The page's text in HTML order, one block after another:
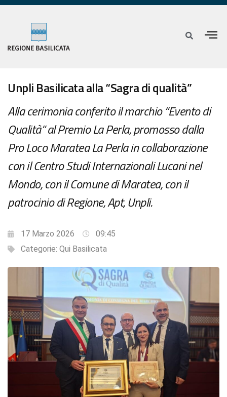
Unpli Basilicata alla “Sagra di qualità”
Alla cerimonia conferito il marchio “Evento di
Qualità” al Premio La Perla, promosso dalla
Pro Loco Maratea La Perla in collaborazione
con il Centro Studi Internazionali Lucani nel
Mondo, con il Comune di Maratea, con il
patrocinio di Regione, Apt, Unpli.
17 Marzo 2026
09:45
Categorie: Qui Basilicata